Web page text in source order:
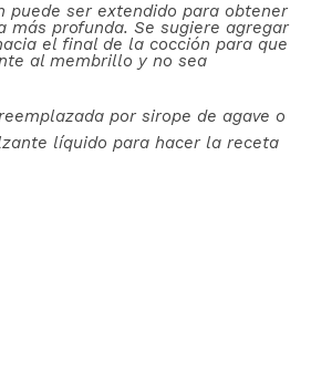
puede ser extendido para obtener
más profunda. Se sugiere agregar
el final de la cocción para que
al membrillo y no sea
por sirope de agave o
líquido para hacer la receta